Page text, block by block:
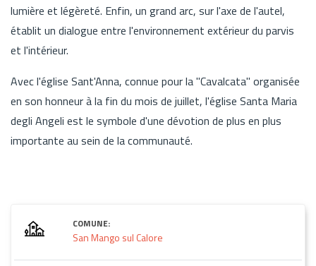
lumière et légèreté. Enfin, un grand arc, sur l'axe de l'autel,
établit un dialogue entre l'environnement extérieur du parvis
et l'intérieur.
Avec l'église Sant'Anna, connue pour la "Cavalcata" organisée
en son honneur à la fin du mois de juillet, l'église Santa Maria
degli Angeli est le symbole d'une dévotion de plus en plus
importante au sein de la communauté.
COMUNE:
San Mango sul Calore